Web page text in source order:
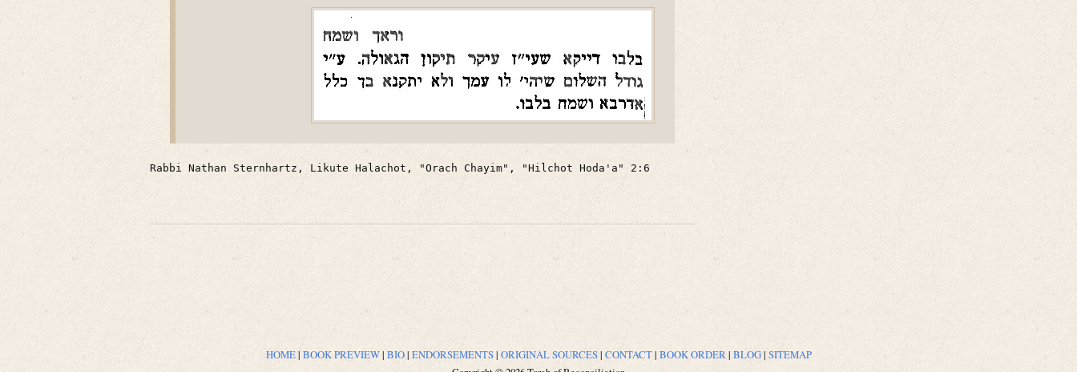
Rabbi Nathan Sternhartz, Likute Halachot, "Orach Chayim", "Hilchot Hoda'a" 2:6
HOME| BOOK PREVIEW| BIO| ENDORSEMENTS| ORIGINAL SOURCES| CONTACT| BOOK ORDER| BLOG| SITEMAP